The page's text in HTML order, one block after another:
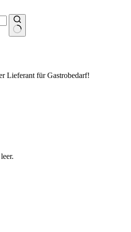
Lieferant für Gastrobedarf!